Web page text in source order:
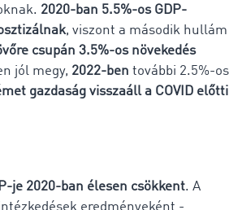
2020-ban 5.5%-os GDP-
, viszont a második hullám
csupán 3.5%-os növekedés
jól megy, 2022-ben további 2.5%-os
gazdaság visszaáll a COVID előtti
je 2020-ban élesen csökkent. A
eredményeként -